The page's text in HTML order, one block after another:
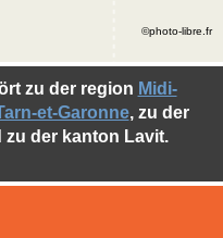
zu der region Midi-
et-Garonne, zu der
zu der kanton Lavit.
©photo-libre.fr